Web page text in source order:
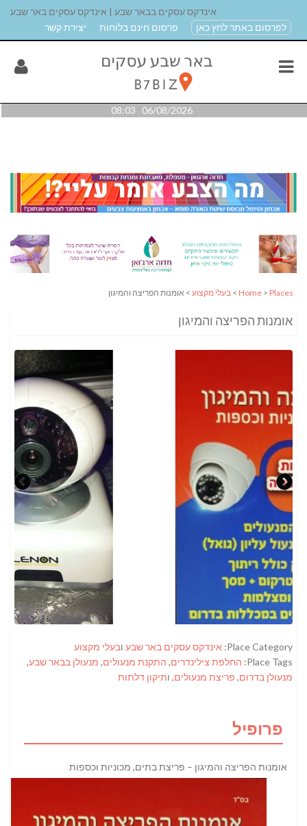
אינדקס עסקים בבאר שבע | אינדקס עסקים באר שבע
לפרסום באתר לחץ כאן
פרסום חינם בלוחות יצירת קשר
06/08/2026 08:03
Home > Places
> בעלי מקצוע > אומנות הפריצה והמיגון
אומנות הפריצה והמיגון
Place Category: אינדקס עסקים באר שבע ובעלי מקצוע
Place Tags: החלפת צילינדרים, התקנת מנעולים, מנעולן בבאר שבע,
מנעולן בדרום, פריצת מנעולים, ותיקון דלתות
פרופיל
אומנות הפריצה והמיגון – פריצת בתים, מכוניות וכספות